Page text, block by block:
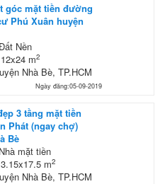
góc mặt tiền đường
Phú Xuân huyện
Nền
m2
Nhà Bè, TP.HCM
Ngày đăng:05-09-2019
3 tầng mặt tiền
Phát (ngay chợ)
Bè
mặt tiền
m2
Nhà Bè, TP.HCM